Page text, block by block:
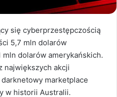
się cyberprzestępczością
5,7 mln dolarów
mln dolarów amerykańskich.
największych akcji
marketplace
w historii Australii.